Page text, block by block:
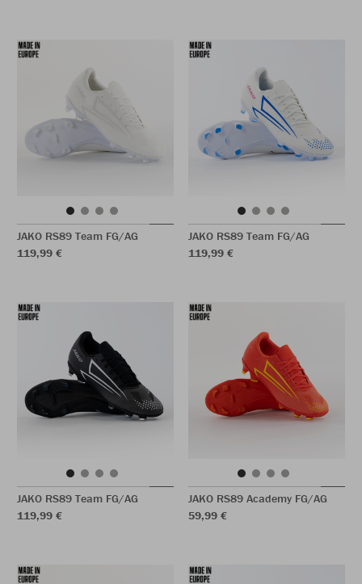
JAKO RS89 Team FG/AG
119,99 €
JAKO RS89 Team FG/AG
119,99 €
JAKO RS89 Team FG/AG
119,99 €
JAKO RS89 Academy FG/AG
59,99 €